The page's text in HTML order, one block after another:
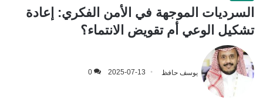
السرديات الموجهة في الأمن الفكري: إعادة
تشكيل الوعي أم تقويض الانتماء؟
يوسف حافظ 2025-07-13
0